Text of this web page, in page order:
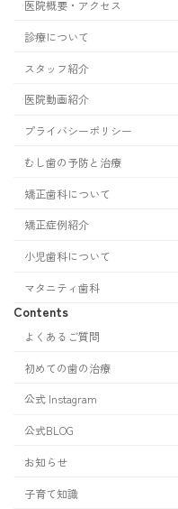
医院概要・アクセス
診療について
スタッフ紹介
医院動画紹介
プライバシーポリシー
むし歯の予防と治療
矯正歯科について
矯正症例紹介
小児歯科について
マタニティ歯科
Contents
よくあるご質問
初めての歯の治療
公式 Instagram
公式BLOG
お知らせ
子育て知識